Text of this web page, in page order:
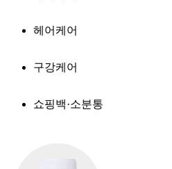
헤어케어
구강케어
쇼핑백·소분통